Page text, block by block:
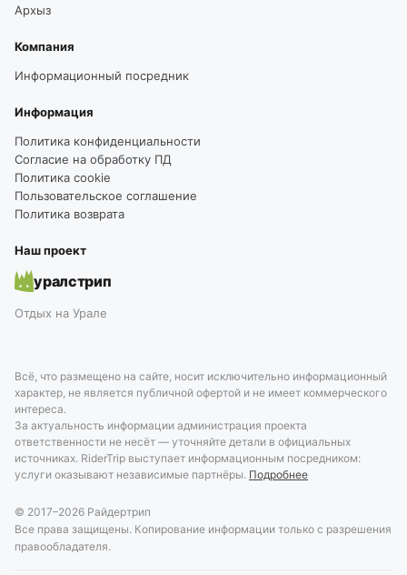
Архыз
Компания
Информационный посредник
Информация
Политика конфиденциальности
Согласие на обработку ПД
Политика cookie
Пользовательское соглашение
Политика возврата
Наш проект
уралстрип
Отдых на Урале
Всё, что размещено на сайте, носит исключительно информационный
характер, не является публичной офертой и не имеет коммерческого
интереса.
За актуальность информации администрация проекта
ответственности не несёт — уточняйте детали в официальных
источниках. RiderTrip выступает информационным посредником:
услуги оказывают независимые партнёры. Подробнее
© 2017–2026 Райдертрип
Все права защищены. Копирование информации только с разрешения
правообладателя.